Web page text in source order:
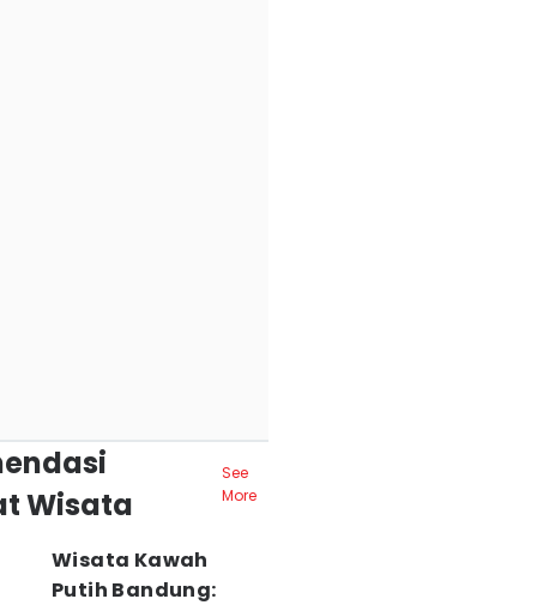
Wisata
See
More
Wisata Kawah
Putih Bandung: